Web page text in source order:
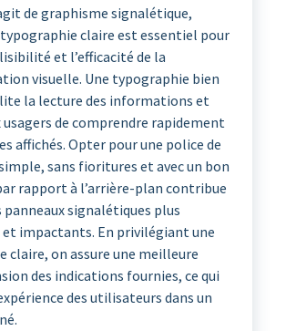
de graphisme signalétique,
claire est essentiel pour
et l’efficacité de la
visuelle. Une typographie bien
la lecture des informations et
de comprendre rapidement
affichés. Opter pour une police de
sans fioritures et avec un bon
rapport à l’arrière-plan contribue
panneaux signalétiques plus
et impactants. En privilégiant une
claire, on assure une meilleure
des indications fournies, ce qui
des utilisateurs dans un